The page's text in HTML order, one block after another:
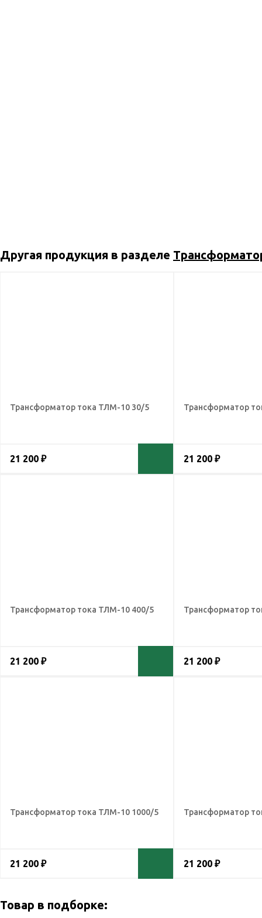
Другая продукция в разделе
Трансформатор тока ТЛМ-10 30/5
21 200 ₽
Трансформатор
21 200 ₽
Трансформатор тока ТЛМ-10 400/5
21 200 ₽
Трансформатор
21 200 ₽
Трансформатор тока ТЛМ-10 1000/5
21 200 ₽
Трансформатор
21 200 ₽
Товар в подборке: